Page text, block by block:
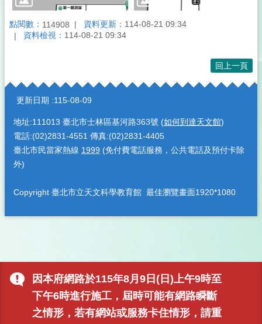
因本府網路於115年8月9日(日)上午9時至
下午6時進行施工，屆時可能有網路瞬斷
之情形，若有網站或服務卡住情形，請重
點閱數： 114908 資料更新： 114-08-21 09:34
資料檢視： 114-08-21 09:34
回上一頁
:::
更新日期 115-08-09
地址:111013 臺北市士林區基河路363號 (如何到達天文館)
電話:(02)2831-4551 傳真:(02)2831-4405
臺北市民當家熱線 1999 (免付費電話服務，公共電話及預付卡除
外)
Copyright 臺北市立天文科學教育館 最佳瀏覽畫面1920*1080